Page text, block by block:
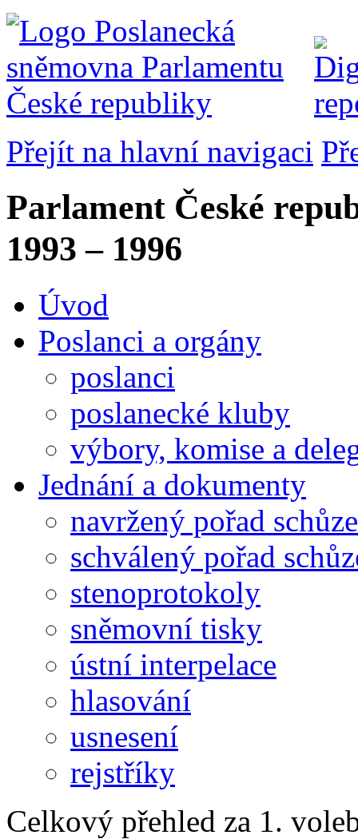
Přejít na hlavní navigaci
Parlament České
1993 – 1996
Úvod
Poslanci a orgány
poslanci
poslanecké kluby
výbory, komise a
Jednání a dokumenty
navržený pořad schůze
schválený pořad
stenoprotokoly
sněmovní tisky
ústní interpelace
hlasování
usnesení
rejstříky
Celkový přehled za 1.